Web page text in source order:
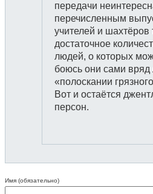
передачи
перечисленным
учителей и
достаточное
людей, о которых
боюсь они сами вряд
«полоскании
Вот и остаётся
персон.
Имя (обязательно)